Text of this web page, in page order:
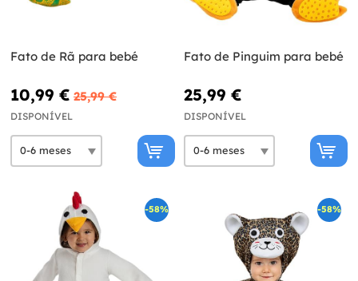
Fato de Rã para bebé
10,99 € 25,99 €
DISPONÍVEL
Fato de Pinguim para bebé
25,99 €
DISPONÍVEL
-58% -58%